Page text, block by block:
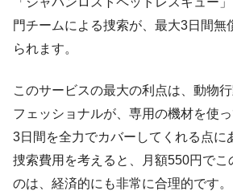
門チームによる捜索が、最大3日間無
られます。
このサービスの最大の利点は、動物
フェッショナルが、専用の機材を使
3日間を全力でカバーしてくれる点に
捜索費用を考えると、月額550円でこ
のは、経済的にも非常に合理的です。